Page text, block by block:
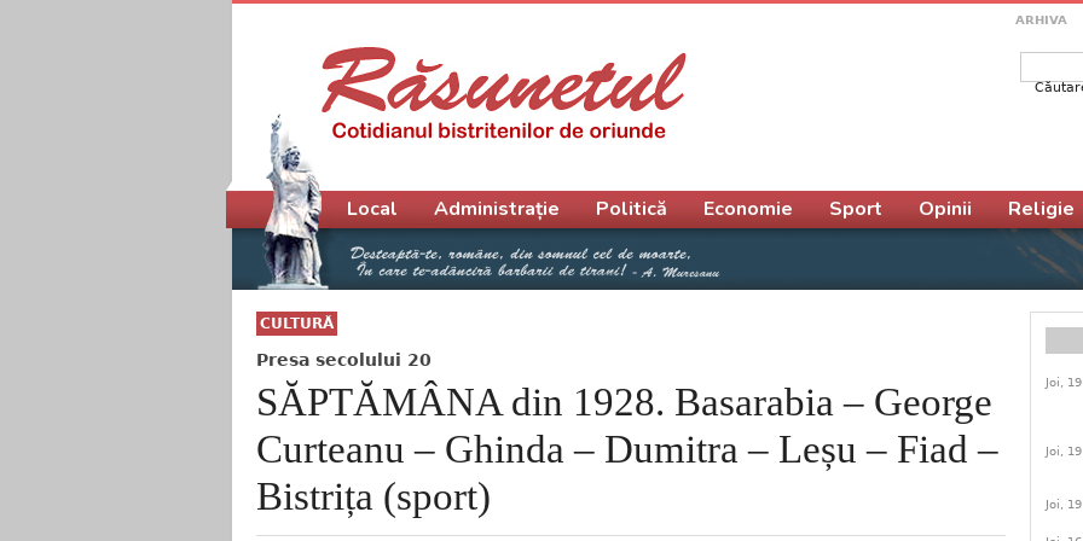
ARHIVA
CULTURĂ
Presa secolului 20
SĂPTĂMÂNA din 1928. Basarabia – George
Curteanu – Ghinda – Dumitra – Leșu – Fiad –
Bistrița (sport)
Meniu principal
Local Administrație Politică Economie Sport Opinii Religie
Joi,
Joi,
Joi,